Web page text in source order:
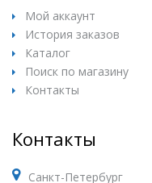
Мой аккаунт
История заказов
Каталог
Поиск по магазину
Контакты
Контакты
Санкт-Петербург